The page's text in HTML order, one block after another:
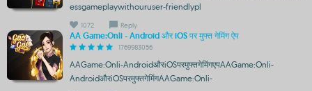
essgameplaywithouruser-friendlypl
1072 Reply
AA Game:Onli - Android और iOS पर मुफ्त गेमिंग ऐप
1769983056
AAGame:Onli-AndroidऔरiOSपरमुफ्तगेमिंगएपAAGame:Onli-
AndroidऔरiOSपरमुफ्तगेमिंगAAGame:Onli-